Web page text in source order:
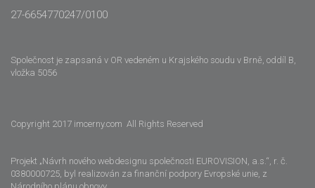
27-6654770247/0100
Společnost je zapsaná v OR vedeném u Krajského soudu v Brně, oddíl B,
vložka 5056
Copyright 2017 imcerny.com All Rights Reserved
Projekt „Návrh nového webdesignu společnosti EUROVISION, a.s.“, r. č.
0380000725, byl realizován za finanční podpory Evropské unie, z